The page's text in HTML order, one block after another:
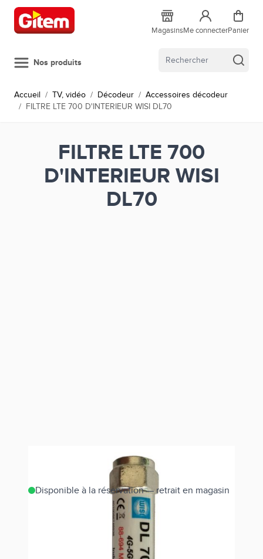
Allez au contenu
MagasinsMe connecterPanier
Nos produits
Accueil / TV, vidéo / Décodeur / Accessoires décodeur
/ FILTRE LTE 700 D'INTERIEUR WISI DL70
FILTRE LTE 700
D'INTERIEUR WISI
DL70
Disponible à la réservation — retrait en magasin
Estimer les frais de port
DL70